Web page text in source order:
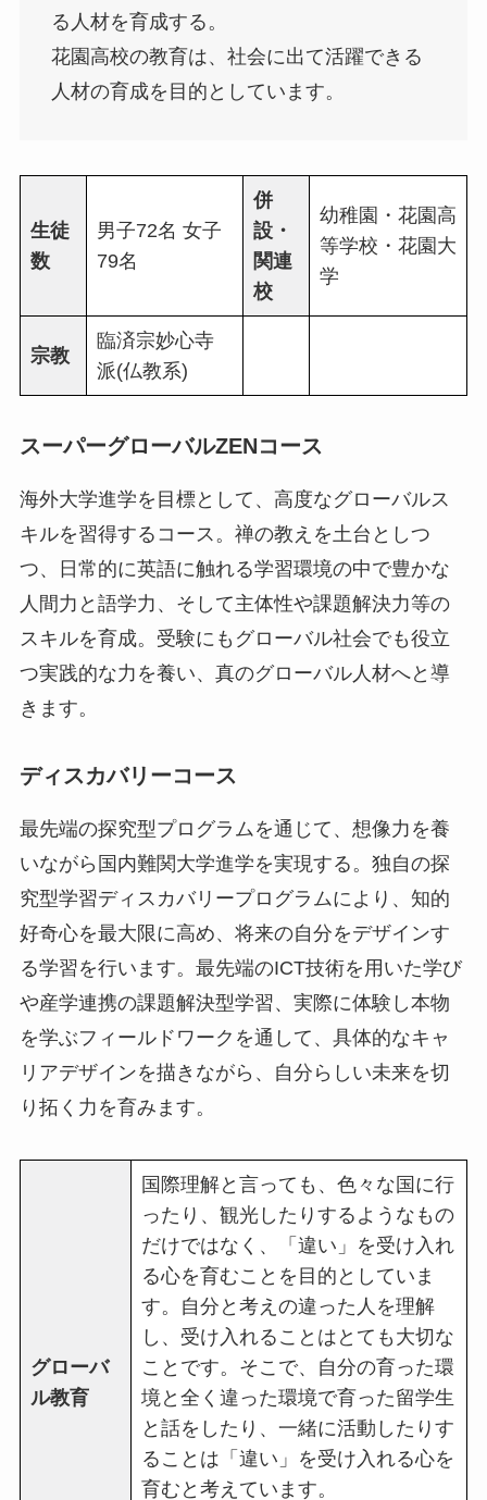
る人材を育成する。
花園高校の教育は、社会に出て活躍できる
人材の育成を目的としています。
生徒
数
男子72名 女子
79名
併
設・
関連
校
幼稚園・花園高
等学校・花園大
学
宗教
臨済宗妙心寺
派(仏教系)
スーパーグローバルZENコース
海外大学進学を目標として、高度なグローバルス
キルを習得するコース。禅の教えを土台としつ
つ、日常的に英語に触れる学習環境の中で豊かな
人間力と語学力、そして主体性や課題解決力等の
スキルを育成。受験にもグローバル社会でも役立
つ実践的な力を養い、真のグローバル人材へと導
きます。
ディスカバリーコース
最先端の探究型プログラムを通じて、想像力を養
いながら国内難関大学進学を実現する。独自の探
究型学習ディスカバリープログラムにより、知的
好奇心を最大限に高め、将来の自分をデザインす
る学習を行います。最先端のICT技術を用いた学び
や産学連携の課題解決型学習、実際に体験し本物
を学ぶフィールドワークを通して、具体的なキャ
リアデザインを描きながら、自分らしい未来を切
り拓く力を育みます。
グローバ
ル教育
国際理解と言っても、色々な国に行
ったり、観光したりするようなもの
だけではなく、「違い」を受け入れ
る心を育むことを目的としていま
す。自分と考えの違った人を理解
し、受け入れることはとても大切な
ことです。そこで、自分の育った環
境と全く違った環境で育った留学生
と話をしたり、一緒に活動したりす
ることは「違い」を受け入れる心を
育むと考えています。